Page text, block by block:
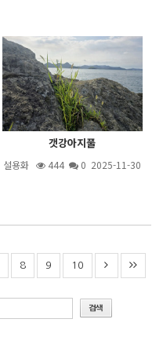
갯강아지풀
설용화 444 0 2025-11-30
8 9 10